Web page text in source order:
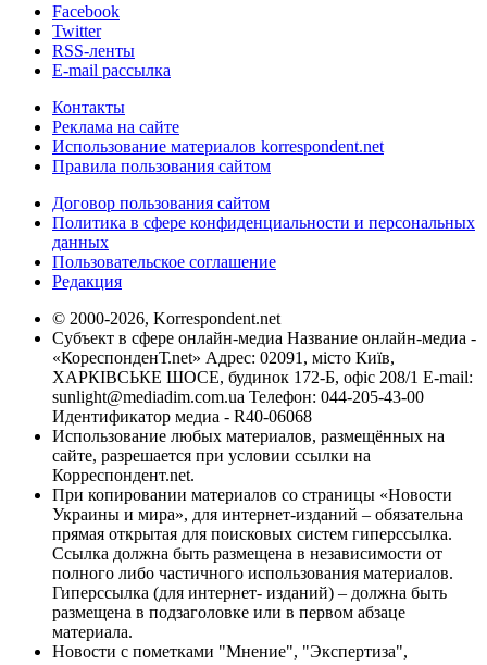
Facebook
Twitter
RSS-ленты
E-mail рассылка
Контакты
Реклама на сайте
Использование материалов korrespondent.net
Правила пользования сайтом
Договор пользования сайтом
Политика в сфере конфиденциальности и персональных
данных
Пользовательское соглашение
Редакция
© 2000-2026, Korrespondent.net
Субъект в сфере онлайн-медиа Название онлайн-медиа -
«КореспонденТ.net» Адрес: 02091, місто Київ,
ХАРКІВСЬКЕ ШОСЕ, будинок 172-Б, офіс 208/1 E-mail:
sunlight@mediadim.com.ua Телефон: 044-205-43-00
Идентификатор медиа - R40-06068
Использование любых материалов, размещённых на
сайте, разрешается при условии ссылки на
Корреспондент.net.
При копировании материалов со страницы «Новости
Украины и мира», для интернет-изданий – обязательна
прямая открытая для поисковых систем гиперссылка.
Ссылка должна быть размещена в независимости от
полного либо частичного использования материалов.
Гиперссылка (для интернет- изданий) – должна быть
размещена в подзаголовке или в первом абзаце
материала.
Новости с пометками "Мнение", "Экспертиза",